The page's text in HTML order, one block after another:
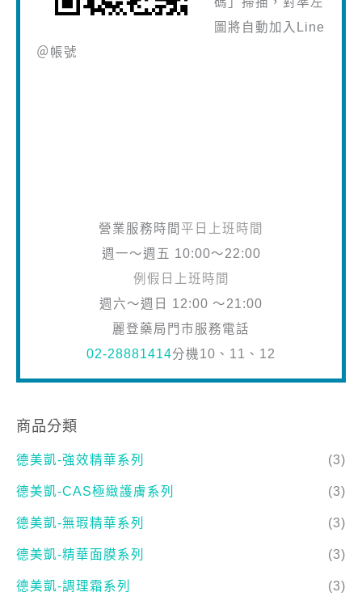
圖將自動加入Line
＠帳號
營業服務時間 平日上班時間
週一～週五 10:00～22:00
例假日上班時間
週六～週日 12:00 ～21:00
麗登藥局門市服務電話
02-28881414分機10、11、12
商品分類
德美凱-強效精華系列 (3)
德美凱-CAS極緻護膚系列 (3)
德美凱-無瑕精華系列 (3)
德美凱-精華面膜系列 (3)
德美凱-調理霜系列 (3)